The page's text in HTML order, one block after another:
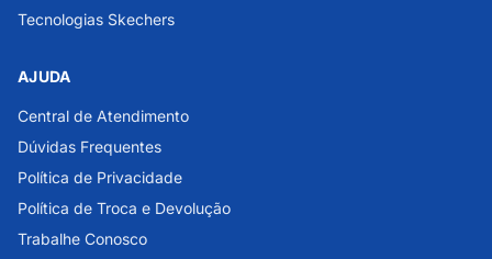
Tecnologias Skechers
AJUDA
Central de Atendimento
Dúvidas Frequentes
Política de Privacidade
Política de Troca e Devolução
Trabalhe Conosco